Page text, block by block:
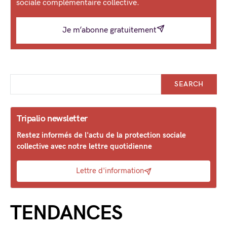
sociale complémentaire collective.
Je m’abonne gratuitement
SEARCH
Tripalio newsletter
Restez informés de l'actu de la protection sociale
collective avec notre lettre quotidienne
Lettre d'information
TENDANCES